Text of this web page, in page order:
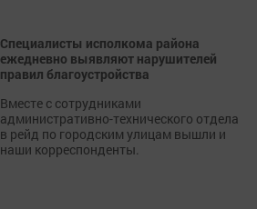
Специалисты исполкома района
ежедневно выявляют нарушителей
правил благоустройства
Вместе с сотрудниками
административно-технического отдела
в рейд по городским улицам вышли и
наши корреспонденты.